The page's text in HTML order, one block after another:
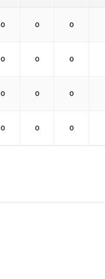
0 0 0
0 0 0
0 0 0
0 0 0